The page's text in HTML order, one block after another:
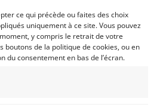
ce qui précède ou faites des choix
uniquement à ce site. Vous pouvez
y compris le retrait de votre
boutons de la politique de cookies, ou en
du consentement en bas de l’écran.